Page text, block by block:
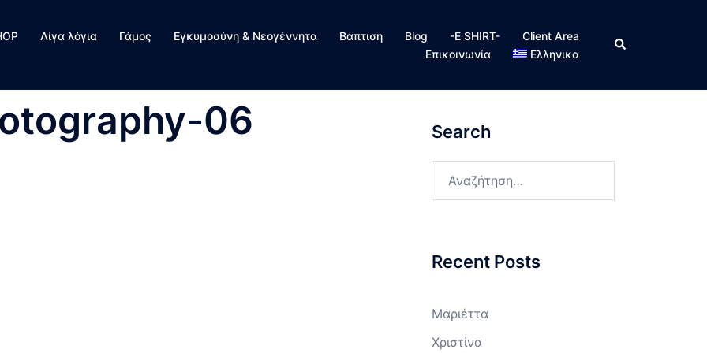
Λίγα λόγια Γάμος Εγκυμοσύνη & Νεογέννητα Βάπτιση Blog -E SHIRT-
Client Area
Επικοινωνία
Ελληνικα
Search
06 Search
Recent Posts
Μαριέττα
Χριστίνα